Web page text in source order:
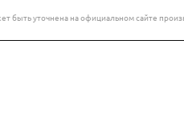
быть уточнена на официальном сайте